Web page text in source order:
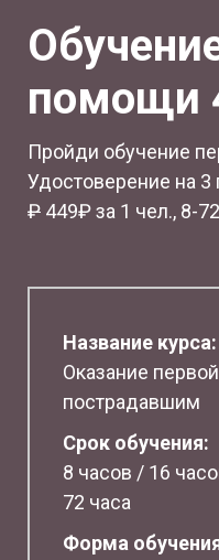
помощи
Пройди обучение
Удостоверение на 3
₽ 449₽ за 1 чел., 8-
Название курса:
Оказание
пострадавшим
Срок обучения:
8 часов / 16
72 часа
Форма